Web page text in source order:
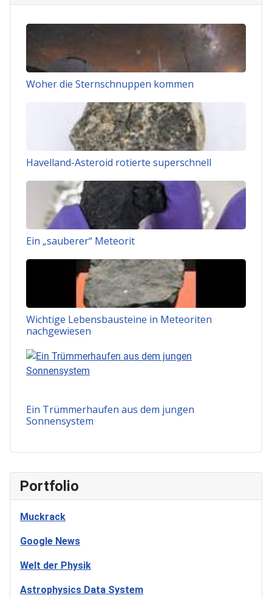
Portfolio
Muckrack
Google News
Welt der Physik
Astrophysics Data System
Woher die Sternschnuppen kommen
Havelland-Asteroid rotierte superschnell
Ein „sauberer“ Meteorit
Wichtige Lebensbausteine in Meteoriten
nachgewiesen
Ein Trümmerhaufen aus dem jungen
Sonnensystem